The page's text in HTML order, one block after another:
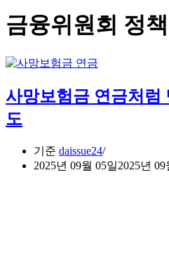
메
뉴
션
메
금융위원회 정책
사망보험금 연금처럼
도
기준 daissue24
2025년 09월 05일2025년 09